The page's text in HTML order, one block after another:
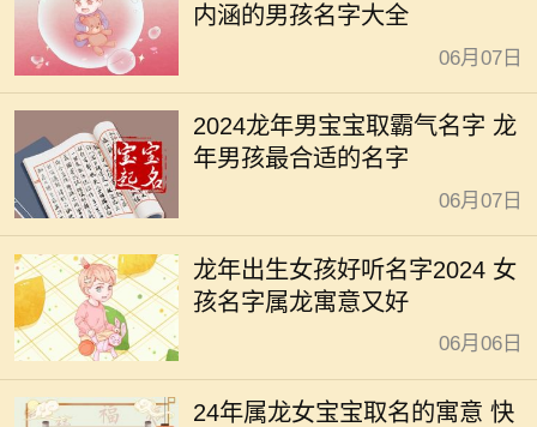
内涵的男孩名字大全
06月07日
2024龙年男宝宝取霸气名字 龙
年男孩最合适的名字
06月07日
龙年出生女孩好听名字2024 女
孩名字属龙寓意又好
06月06日
24年属龙女宝宝取名的寓意 快